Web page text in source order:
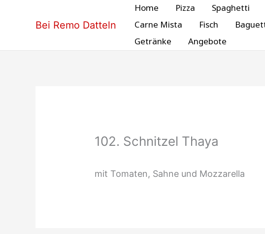
Bei Remo Datteln
Home Pizza Spaghetti
Carne Mista
Fisch
Getränke
Angebote
102. Schnitzel Thaya
mit Tomaten, Sahne und Mozzarella